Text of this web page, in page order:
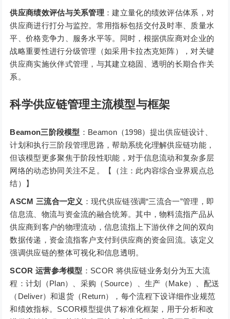
供应商绩效评估与关系管理 ：建立量化的绩效评估体系，对
供应商进行打分与监控。常用指标包括交付及时率、质量水
平、价格竞争力、服务水平等。同时，根据供应商对企业的
战略重要性进行分级管理（如采用卡拉杰克矩阵），对关键
供应商实施伙伴式管理，与其建立稳固、透明的长期合作关
系。
科学供应链管理主流模型与框架
Beamon三阶段模型 ：Beamon（1998）提出供应链设计、
计划和执行三阶段管理思路，帮助系统化理解供应链功能，
但该模型更多聚焦于阶段性职能，对于信息流动和复杂多层
网络的动态协同关注不足。【（注：此内容综合业界观点总
结）】
ASCM 三流合一定义 ：现代供应链强调“三流合一”管理，即
信息流、物流与资金流的融合统筹。其中，物料流指产品从
供应商到客户的物理流动，信息流指上下游伙伴之间的双向
数据传递，资金流指客户支付到供应商的资金回流。该定义
强调供应链的整体可视化和信息透明。
SCOR 运营参考模型 ：SCOR 将供应链业务划分为五大流
程：计划（Plan）、采购（Source）、生产（Make）、配送
（Deliver）和退货（Return），每个流程下设详细作业规范
和绩效指标。SCOR模型提供了标准化框架，用于分析和改